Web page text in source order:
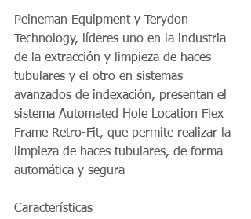
Peineman Equipment y Terydon
Technology, líderes uno en la industria
de la extracción y limpieza de haces
tubulares y el otro en sistemas
avanzados de indexación, presentan el
sistema Automated Hole Location Flex
Frame Retro-Fit, que permite realizar la
limpieza de haces tubulares, de forma
automática y segura
Características